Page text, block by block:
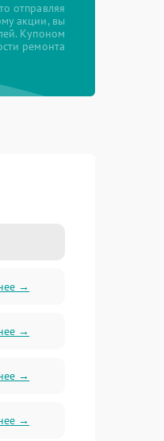
отправляя
акции, вы
Купоном
ремонта
→
→
→
→